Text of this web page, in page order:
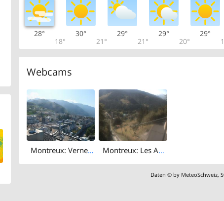
28°
18°
30°
21°
29°
21°
29°
20°
29°
Webcams
Montreux: Vernex: Montreux Montreux: Les Avants
Daten © by MeteoSchweiz,